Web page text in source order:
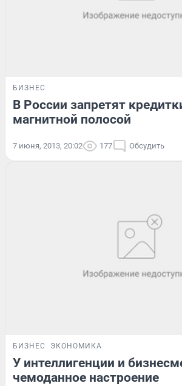
БИЗНЕС
В России запретят
магнитной полосой
7 июня, 2013, 20:02 177 Обсудить
БИЗНЕС ЭКОНОМИКА
У интеллигенции и
чемоданное настроение